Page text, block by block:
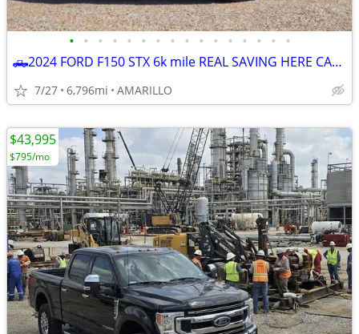
• • • • • • • • • • • • • • • •
🛻2024 FORD F150 STX 6k mile REAL SAVING HERE CALL NOW ☎️832-249-1818
7/27 6,796mi AMARILLO
$43,995
$795/mo